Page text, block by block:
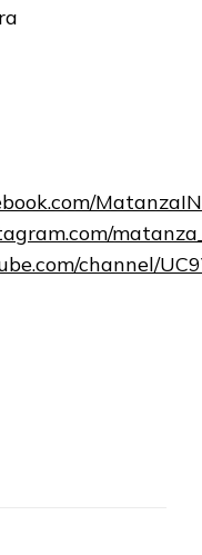
channel/